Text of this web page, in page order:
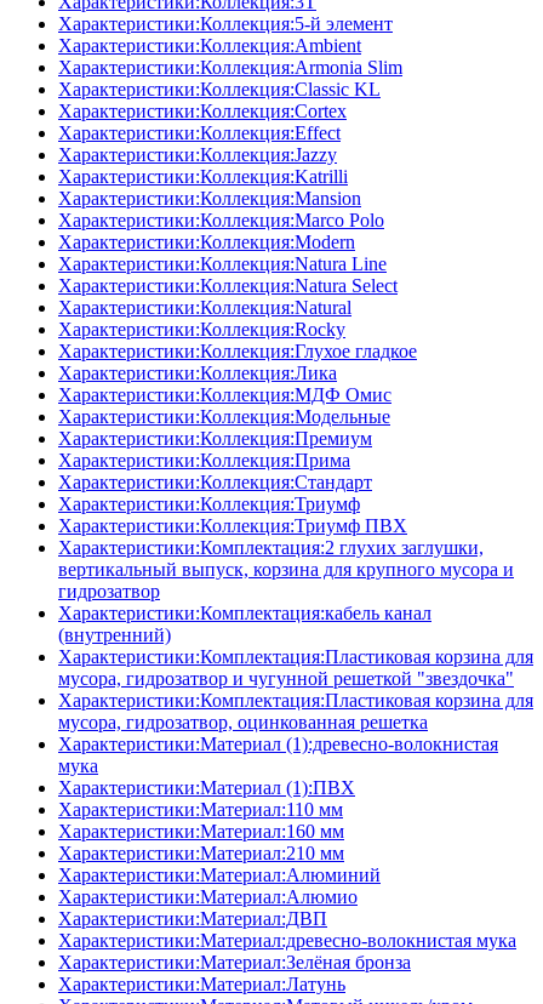
Характеристики:Коллекция:5-й элемент
Характеристики:Коллекция:Ambient
Характеристики:Коллекция:Armonia Slim
Характеристики:Коллекция:Classic KL
Характеристики:Коллекция:Cortex
Характеристики:Коллекция:Effect
Характеристики:Коллекция:Jazzy
Характеристики:Коллекция:Katrilli
Характеристики:Коллекция:Mansion
Характеристики:Коллекция:Marco Polo
Характеристики:Коллекция:Modern
Характеристики:Коллекция:Natura Line
Характеристики:Коллекция:Natura Select
Характеристики:Коллекция:Natural
Характеристики:Коллекция:Rocky
Характеристики:Коллекция:Глухое гладкое
Характеристики:Коллекция:Лика
Характеристики:Коллекция:МДФ Омис
Характеристики:Коллекция:Модельные
Характеристики:Коллекция:Премиум
Характеристики:Коллекция:Прима
Характеристики:Коллекция:Стандарт
Характеристики:Коллекция:Триумф
Характеристики:Коллекция:Триумф ПВХ
Характеристики:Комплектация:2 глухих заглушки,
вертикальный выпуск, корзина для крупного мусора и
гидрозатвор
Характеристики:Комплектация:кабель канал
(внутренний)
Характеристики:Комплектация:Пластиковая корзина для
мусора, гидрозатвор и чугунной решеткой "звездочка"
Характеристики:Комплектация:Пластиковая корзина для
мусора, гидрозатвор, оцинкованная решетка
Характеристики:Материал (1):древесно-волокнистая
мука
Характеристики:Материал (1):ПВХ
Характеристики:Материал:110 мм
Характеристики:Материал:160 мм
Характеристики:Материал:210 мм
Характеристики:Материал:Алюминий
Характеристики:Материал:Алюмио
Характеристики:Материал:ДВП
Характеристики:Материал:древесно-волокнистая мука
Характеристики:Материал:Зелёная бронза
Характеристики:Материал:Латунь